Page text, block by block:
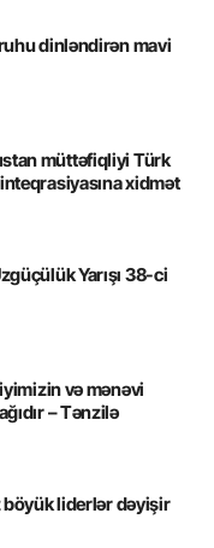
dinləndirən mavi
müttəfiqliyi Türk
inteqrasiyasına xidmət
Yarışı 38-ci
və mənəvi
– Tənzilə
böyük liderlər dəyişir